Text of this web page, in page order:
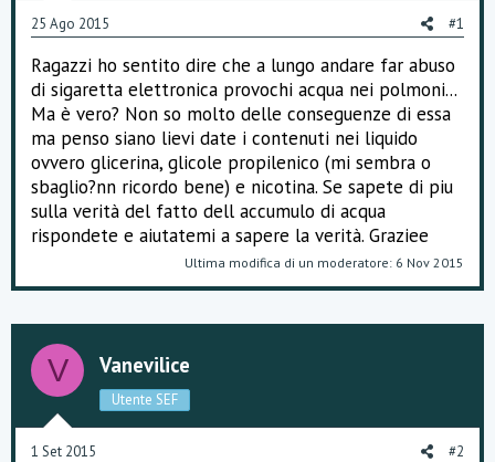
e
25 Ago 2015 #1
Ragazzi ho sentito dire che a lungo andare far abuso
di sigaretta elettronica provochi acqua nei polmoni...
Ma è vero? Non so molto delle conseguenze di essa
ma penso siano lievi date i contenuti nei liquido
ovvero glicerina, glicole propilenico (mi sembra o
sbaglio?nn ricordo bene) e nicotina. Se sapete di piu
sulla verità del fatto dell accumulo di acqua
rispondete e aiutatemi a sapere la verità. Graziee
Ultima modifica di un moderatore: 6 Nov 2015
V Vanevilice
Utente SEF
1 Set 2015 #2